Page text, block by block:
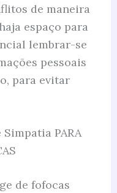
de maneira
espaço para
lembrar-se
pessoais
para evitar
PARA
de fofocas